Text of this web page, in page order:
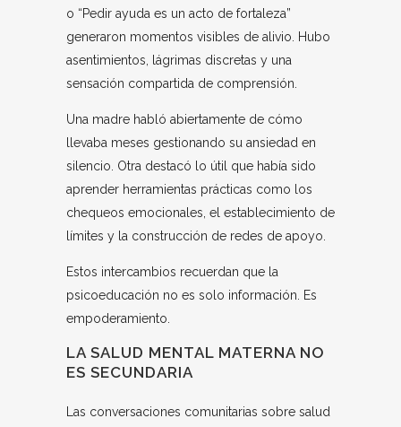
o “Pedir ayuda es un acto de fortaleza”
generaron momentos visibles de alivio. Hubo
asentimientos, lágrimas discretas y una
sensación compartida de comprensión.
Una madre habló abiertamente de cómo
llevaba meses gestionando su ansiedad en
silencio. Otra destacó lo útil que había sido
aprender herramientas prácticas como los
chequeos emocionales, el establecimiento de
límites y la construcción de redes de apoyo.
Estos intercambios recuerdan que la
psicoeducación no es solo información. Es
empoderamiento.
LA SALUD MENTAL MATERNA NO
ES SECUNDARIA
Las conversaciones comunitarias sobre salud